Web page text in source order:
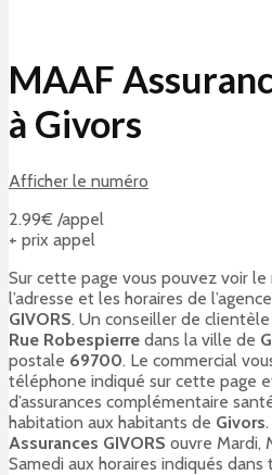
MAAF
à Givors
Afficher le numéro
2.99€ /appel
+ prix appel
Sur cette page vous pouvez voir
l’adresse et les horaires de l’agence
GIVORS. Un conseiller de clientèle
Rue Robespierre dans la ville de
postale 69700. Le commercial
téléphone indiqué sur cette page
d’assurances complémentaire
habitation aux habitants de Givors
Assurances GIVORS ouvre Mardi,
Samedi aux horaires indiqués dans